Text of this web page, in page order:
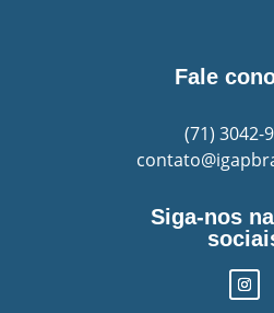
Fale
(71)3042-
Siga-nos